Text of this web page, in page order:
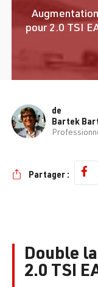
pour 2.0 TSI
de
Bartek
Partager :
Double
2.0 TSI